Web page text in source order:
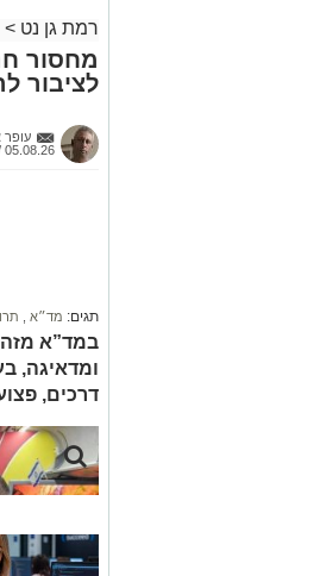
רמת גן נט >
מחסור
לציבור
עופר
05.08.26 / 09:20
תגים: מד״א
במד”א
ומדאיגה,
דרכים,